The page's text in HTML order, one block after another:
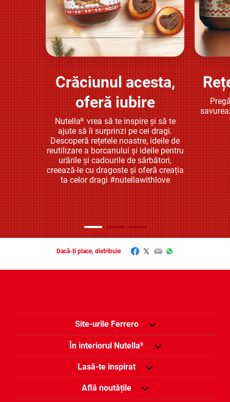
Află mai multe
Crăciunul acesta,
oferă iubire
Nutella® vrea să te inspire și să te
ajute să îi surprinzi pe cei dragi.
Descoperă rețetele noastre, ideile de
reutilizare a borcanului și ideile pentru
urările și cadourile de sărbători,
creează-le cu dragoste și oferă creația
ta celor dragi #nutellawithlove
Dacă-ți place, distribuie Facebook
Twitter
EmailWhatsApp
Site-urile Ferrero
În interiorul Nutella®
Lasă-te inspirat
Află noutățile